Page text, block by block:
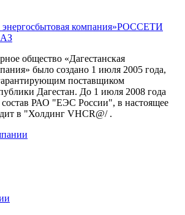
компания»РОССЕТИ
общество «Дагестанская
было создано 1 июля 2005 года,
поставщиком
Дагестан. До 1 июля 2008 года
состав РАО "ЕЭС России", в настоящее
в "Холдинг VHCR@/ .